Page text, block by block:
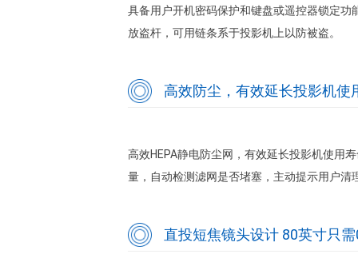
具备用户开机密码保护和键盘或遥控器锁定
放盗杆，可用链条系于投影机上以防被盗。
高效防尘，有效延长投影机使
高效HEPA静电防尘网，有效延长投影机使用
量，自动检测滤网是否堵塞，主动提示用户清
直投短焦镜头设计 80英寸只